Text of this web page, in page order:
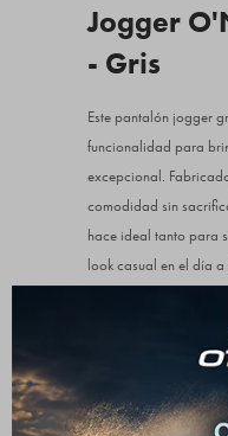
Jogger
- Gris
Este pantalón jogger
funcionalidad para
excepcional.
comodidad sin
hace ideal tanto para
look casual en el día
añadiendo un toque
Su cintura ajustable
personalizado,
Los puños en los